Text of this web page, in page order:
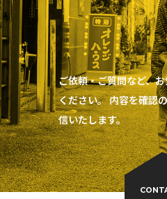
ご依頼・ご質問など、
ください。 内容を確認
信いたします。